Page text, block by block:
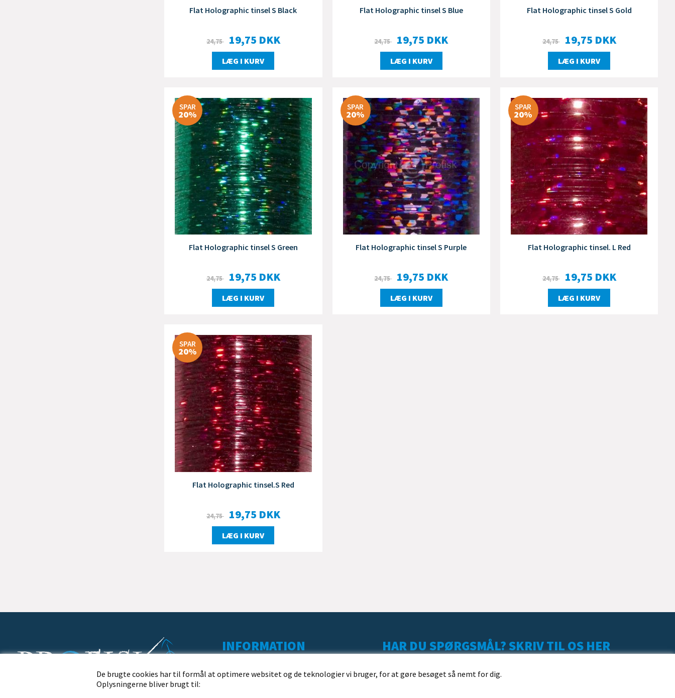
De brugte cookies har til formål at optimere websitet og de teknologier vi bruger, for at gøre besøget så nemt for dig.
Oplysningerne bliver brugt til:
Flat Holographic tinsel S Black
24,75 19,75 DKK
LÆG I KURV
Flat Holographic tinsel S Blue
24,75 19,75 DKK
LÆG I KURV
Flat Holographic tinsel S Gold
24,75 19,75 DKK
LÆG I KURV
SPAR
20%
Flat Holographic tinsel S Green
24,75 19,75 DKK
LÆG I KURV
SPAR
20%
Flat Holographic tinsel S Purple
24,75 19,75 DKK
LÆG I KURV
SPAR
20%
Flat Holographic tinsel. L Red
24,75 19,75 DKK
LÆG I KURV
SPAR
20%
Flat Holographic tinsel.S Red
24,75 19,75 DKK
LÆG I KURV
Profisk.dk · Nørremøllevej 109 · 8800 Viborg
INFORMATION HAR DU SPØRGSMÅL? SKRIV TIL OS HER